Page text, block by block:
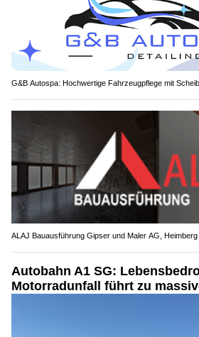
G&B Autospa: Hochwertige Fahrzeugpflege mit
ALAJ Bauausführung Gipser und Maler AG,
Autobahn A1 SG:
Motorradunfall führt zu